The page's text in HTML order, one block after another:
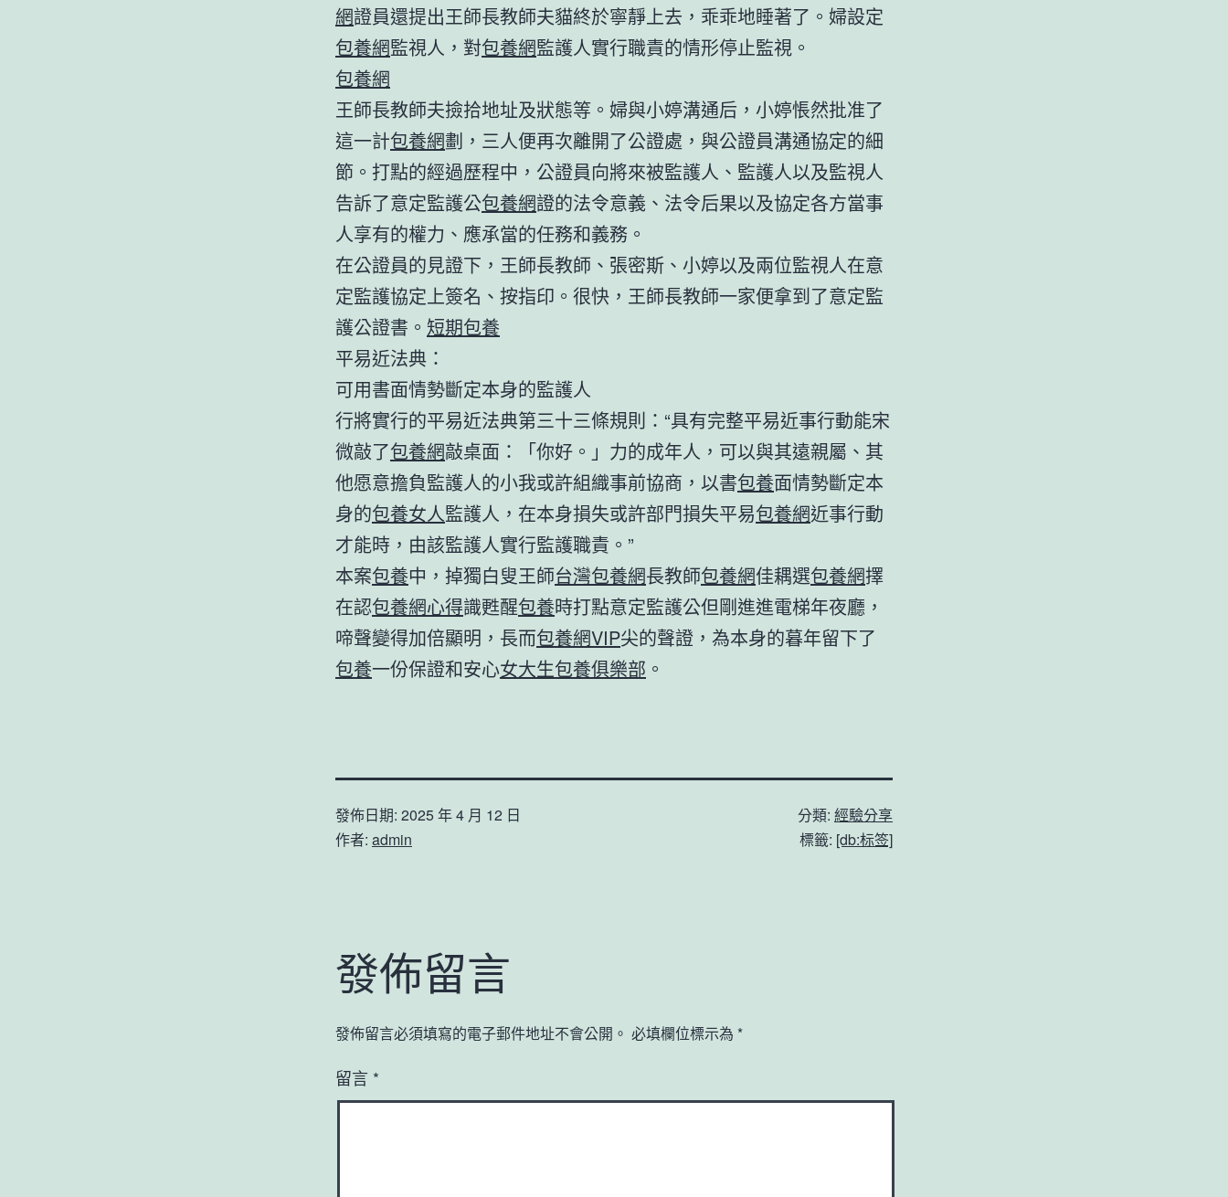
網證員還提出王師長教師夫貓終於寧靜上去，乖乖地睡著了。婦設定
包養網監視人，對包養網監護人實行職責的情形停止監視。
包養網
王師長教師夫撿拾地址及狀態等。婦與小婷溝通后，小婷悵然批准了
這一計包養網劃，三人便再次離開了公證處，與公證員溝通協定的細
節。打點的經過歷程中，公證員向將來被監護人、監護人以及監視人
告訴了意定監護公包養網證的法令意義、法令后果以及協定各方當事
人享有的權力、應承當的任務和義務。
在公證員的見證下，王師長教師、張密斯、小婷以及兩位監視人在意
定監護協定上簽名、按指印。很快，王師長教師一家便拿到了意定監
護公證書。 短期包養
平易近法典：
可用書面情勢斷定本身的監護人
行將實行的平易近法典第三十三條規則：“具有完整平易近事行動能宋
微敲了包養網敲桌面：「你好。」力的成年人，可以與其遠親屬、其
他愿意擔負監護人的小我或許組織事前協商，以書包養面情勢斷定本
身的包養女人監護人，在本身損失或許部門損失平易包養網近事行動
才能時，由該監護人實行監護職責。”
本案包養中，掉獨白叟王師台灣包養網長教師包養網佳耦選包養網擇
在認包養網心得識甦醒包養時打點意定監護公但剛進進電梯年夜廳，
啼聲變得加倍顯明，長而包養網VIP尖的聲證，為本身的暮年留下了
包養一份保證和安心女大生包養俱樂部 。
發佈日期: 2025 年 4 月 12 日
作者: admin
分類: 經驗分享
標籤: [db:标签]
發佈留言
發佈留言必須填寫的電子郵件地址不會公開。 必填欄位標示為 *
留言 *